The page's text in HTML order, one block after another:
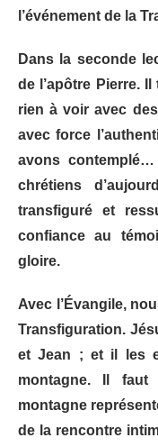
l’événement de la
Dans la seconde
de l’apôtre Pierre.
rien à voir avec
avec force
avons
chrétiens
transfiguré et
confiance au
gloire.
Avec l’Évangile,
Transfiguration.
et Jean ; et il les
montagne. Il
montagne
de la rencontre